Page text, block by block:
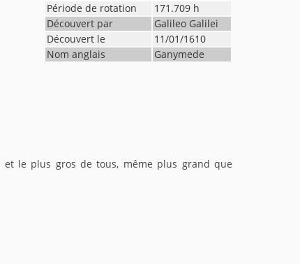
Période de rotation 171.709 h
Découvert par
Galileo Galilei
Découvert le
11/01/1610
Nom anglais
Ganymede
et le plus gros de tous, même plus grand que